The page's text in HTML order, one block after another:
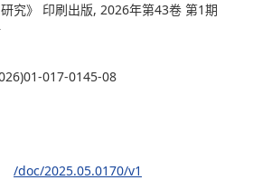
究》 印刷出版, 2026年第43卷 第1期
017-0145-08
/doc/2025.05.0170/v1